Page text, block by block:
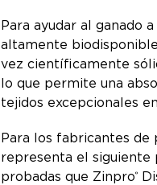
Para ayudar al ganado
altamente
vez científicamente
lo que permite una
tejidos excepcionales
Para los fabricantes de
representa el siguiente
probadas que Zinpro®